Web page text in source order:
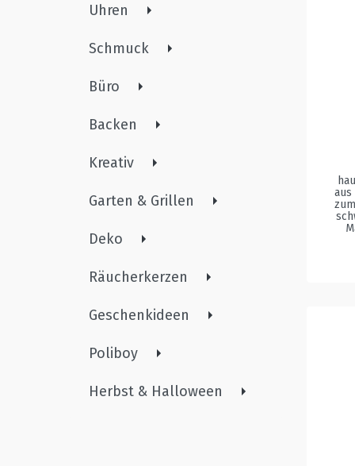
Uhren
Schmuck
Büro
Backen
Kreativ
Garten & Grillen
Deko
Räucherkerzen
Geschenkideen
Poliboy
Herbst & Halloween